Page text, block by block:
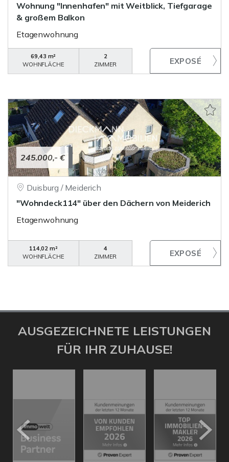
Wohnung "Innenhafen" mit Weitblick, Tiefgarage
& großem Balkon
Etagenwohnung
69,43 m²
WOHNFLÄCHE
2
ZIMMER
245.000,- €
Duisburg / Meiderich
"Wohndeck114" über den Dächern von Meiderich
Etagenwohnung
114,02 m²
WOHNFLÄCHE
4
ZIMMER
AUSGEZEICHNETE LEISTUNGEN
FÜR IHR ZUHAUSE!